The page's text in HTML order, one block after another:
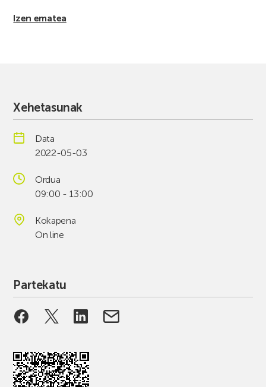
Izen ematea
Xehetasunak
Data
2022-05-03
Ordua
09:00 - 13:00
Kokapena
On line
Partekatu